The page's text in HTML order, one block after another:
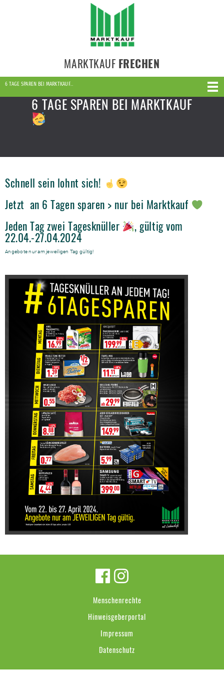
MARKTKAUF FRECHEN
6 TAGE SPAREN BEI MARKTKAUF…
6 TAGE SPAREN BEI MARKTKAUF
Schnell sein lohnt sich!
Jetzt an 6 Tagen sparen > nur bei Marktkauf
Jeden Tag zwei Tagesknüller
, gültig vom
22.04.-27.04.2024
Angebote nur am jeweiligen Tag gültig!
Menschenrechte
Hinweisgeberportal
Impressum
Datenschutz